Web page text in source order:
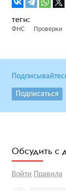
ФНС Проверки
Подписаться
Обсудить с
Войти Правила